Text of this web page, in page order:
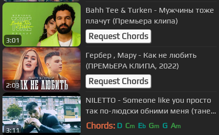
3:01
Bahh Tee & Turken - Мужчины тоже
плачут (Премьера клипа)
Request Chords
2:03
Гербер , Мару - Как не любить
(ПРЕМЬЕРА КЛИПА, 2022)
Request Chords
3:11
NILETTO - Someone like you просто
так по-людски обними меня (танец
на улице)
Chords: D Cm Eb Gm G Am